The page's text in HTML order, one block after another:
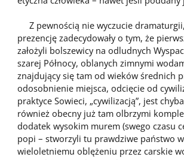
Z pewnością nie wyczucie
prezencję zadecydowały o tym, że
założyli bolszewicy na odludnych
szarej Północy, oblanych zimnymi
znajdujący się tam od wieków średnich
odosobnienie miejsca, odcięcie od
praktyce Sowieci, „cywilizacją”, jest
również obecny już tam olbrzymi
dodatek wysokim murem (swego czasu
popi – stworzyli tu prawdziwe państwo
wieloletniemu oblężeniu przez carskie